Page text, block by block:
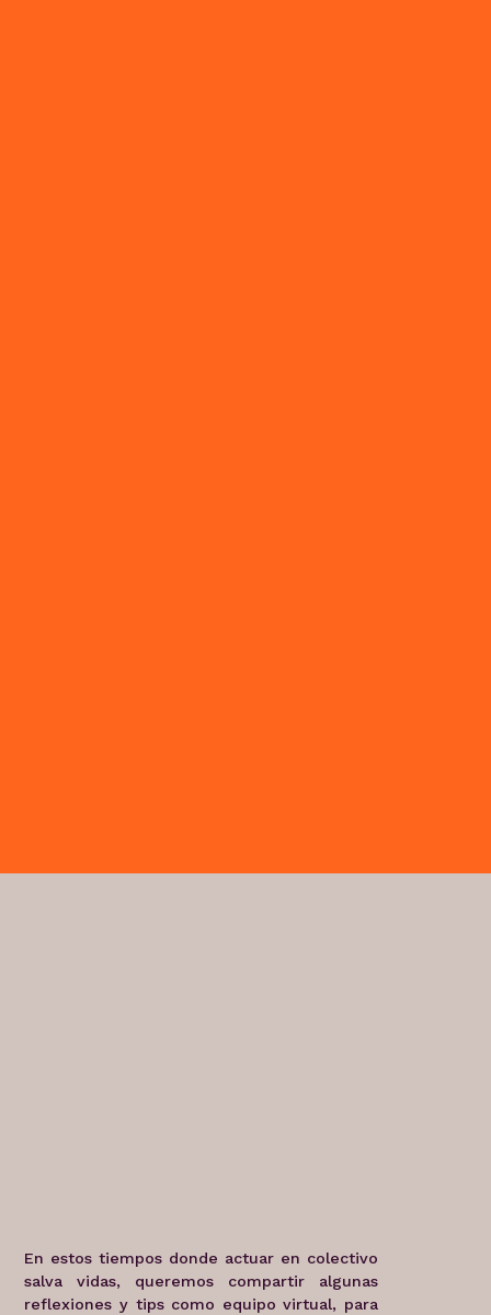
En estos tiempos donde actuar en colectivo
salva vidas, queremos compartir algunas
reflexiones y tips como equipo virtual, para